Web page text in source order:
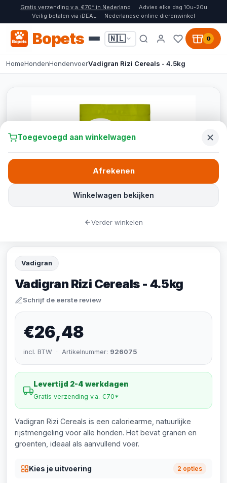
Gratis verzending v.a. €70* in Nederland
Advies elke dag 10u-20u
Veilig betalen via iDEAL
Nederlandse online dierenwinkel
Bopets 🇳🇱 0
HomeHondenHondenvoerVadigran Rizi Cereals - 4.5kg
Vadigran
Vadigran Rizi Cereals - 4.5kg
Schrijf de eerste review
€26,48
incl. BTW · Artikelnummer: 926075
Levertijd 2-4 werkdagen
Gratis verzending v.a. €70*
Vadigran Rizi Cereals is een caloriearme, natuurlijke
rijstmengeling voor alle honden. Het bevat granen en
groenten, ideaal als aanvullend voer.
Kies je uitvoering 2 opties
Toegevoegd aan winkelwagen
Winkelwagen bekijken
Afrekenen
Verder winkelen